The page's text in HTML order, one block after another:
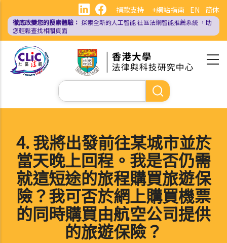
內
EN 简体
捐款支持 +網站指南
徹底改變您的搜索體驗： 探索全新的人工智能社區法網智能推薦系統 ，助
您輕鬆查找相關頁面
Search
4. 我將出發前往某城市並於
當天晚上回程。我是否仍需
就這短途的旅程購買旅遊保
險？我可否於網上購買機票
的同時購買由航空公司提供
的旅遊保險？